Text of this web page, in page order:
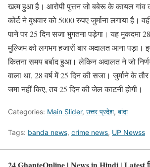
खत्म हुआ है। आरोपी पुत्तन जो बबेरू के कायल गांव
कोर्ट ने बुधवार को 5000 रुपए जुर्माना लगाया है।
पाने पर 25 दिन सजा भुगतना पड़ेगा। यह मुकदमा
मुल्जिम को लगभग हजारों बार अदालत आना पड़ा।
कितना समय बर्बाद हुआ। लेकिन अदालत ने जो
वाला था, 28 वर्ष में 25 दिन की सजा। जुर्माने के
जमा नहीं किए, तब 25 दिन की जेल काटनी होगी।
Categories: Main Slider, उत्तर प्रदेश, बांदा
Tags: banda news, crime news, UP Newss
24 GhanteOnline | News in Hindi | Latest